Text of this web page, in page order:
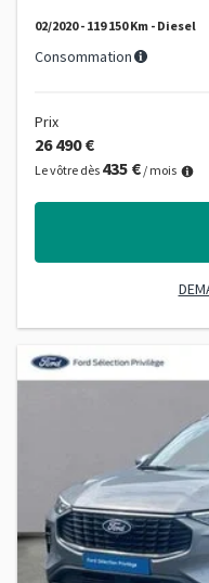
02/2020 - 119 150 Km - Diesel
Consommation
Prix
26 490 €
Le vôtre dès 435 € / mois